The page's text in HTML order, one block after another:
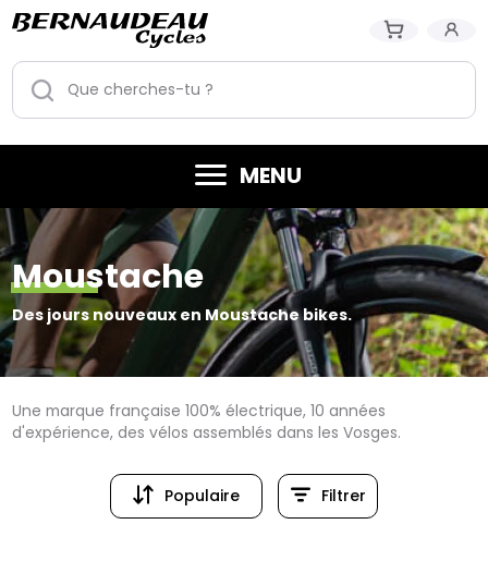
MENU
Moustache
Des jours nouveaux en Moustache bikes.
Une marque française 100% électrique, 10 années
d'expérience, des vélos assemblés dans les Vosges.
Populaire Filtrer